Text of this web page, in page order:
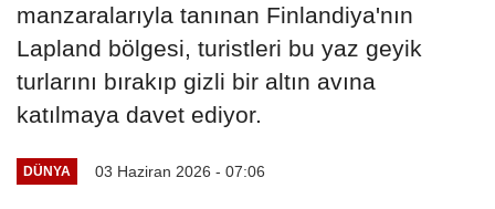
manzaralarıyla tanınan Finlandiya'nın
Lapland bölgesi, turistleri bu yaz geyik
turlarını bırakıp gizli bir altın avına
katılmaya davet ediyor.
DÜNYA 03 Haziran 2026 - 07:06